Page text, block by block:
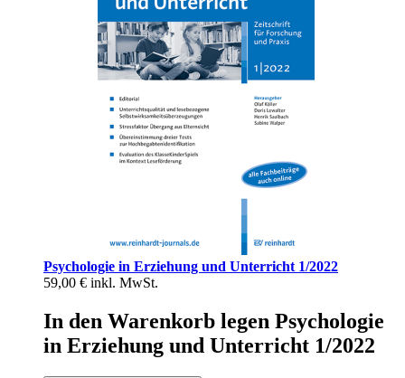
Psychologie in Erziehung und Unterricht 1/2022
59,00 € inkl. MwSt.
In den Warenkorb legen Psychologie
in Erziehung und Unterricht 1/2022